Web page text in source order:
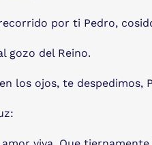
por ti Pedro,
gozo del Reino.
los ojos, te despedimos,